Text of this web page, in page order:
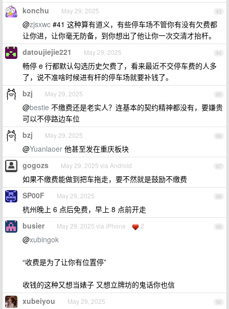
83
konchu May 29, 2025
@zjsxwc #41 这种算有道义，有些停车场不管你有没有欠费都
让你进，让你毫无防备，到你想出了他让你一次交清才抬杆。
84
datoujiejie221 May 29, 2025
畅停 e 行都默认勾选历史欠费了，看来最近不交停车费的人多
了，说不准啥时候进有杆的停车场就要补钱了。
85
bzj May 29, 2025
@bestie 不缴费还是老实人？连基本的契约精神都没有，要嫌贵
可以不停路边车位
86
bzj May 29, 2025
@Yuanlaoer 他甚至发在重庆板块
87
gogozs May 29, 2025 via Android
如果不缴费能做到把车拖走，要不然就是鼓励不缴费
88
SP00F May 29, 2025
杭州晚上 6 点后免费，早上 8 点前开走
89
busier May 29, 2025 via iPhone 2
@xubingok
“收费是为了让你有位置停”
收钱的这种又想当婊子 又想立牌坊的鬼话你也信
90
xubeiyou May 29, 2025